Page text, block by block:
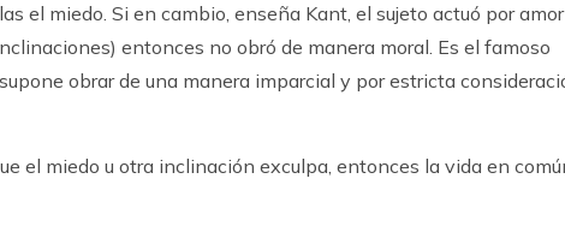
el miedo. Si en cambio, enseña Kant, el sujeto actuó por
entonces no obró de manera moral. Es el famoso
obrar de una manera imparcial y por estricta
el miedo u otra inclinación exculpa, entonces la vida en